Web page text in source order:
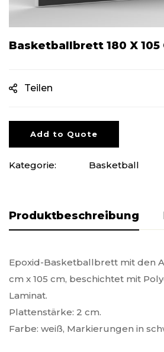
Basketballbrett 180 X 105
Teilen
Add to Quote
Kategorie: Basketball
Produktbeschreibung
Epoxid-Basketballbrett mit den
cm x 105 cm, beschichtet mit
Laminat.
Plattenstärke: 2 cm.
Farbe: weiß, Markierungen in